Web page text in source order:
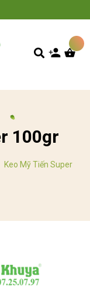
100gr
Keo Mỹ Tiến Super